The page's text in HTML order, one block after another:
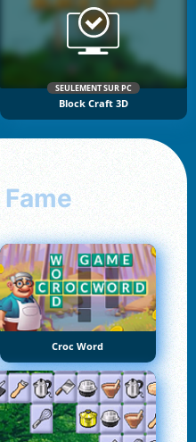
SEULEMENT SUR PC
Block Craft 3D
Fame
Croc Word